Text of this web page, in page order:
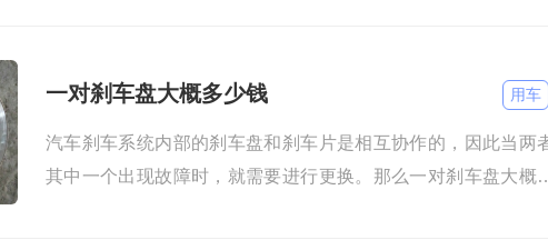
一对刹车盘大概多少钱 用车
汽车刹车系统内部的刹车盘和刹车片是相互协作的，因此当两
其中一个出现故障时，就需要进行更换。那么一对刹车盘大概